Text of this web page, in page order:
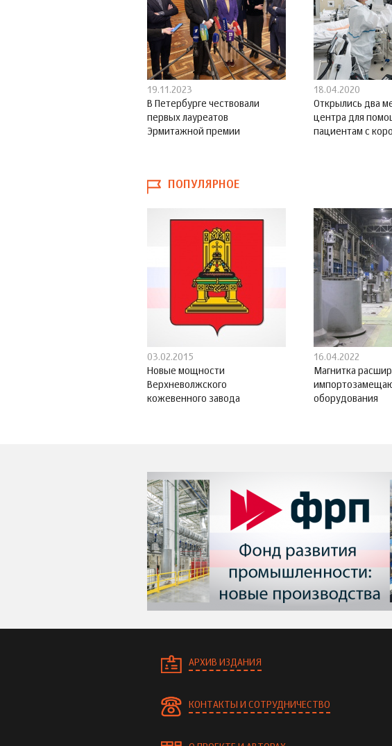
19.11.2023
В Петербурге чествовали
первых лауреатов
Эрмитажной премии
18.04.2020
Открылись два
центра для
пациентам с
ПОПУЛЯРНОЕ
03.02.2015
Новые мощности
Верхневолжского
кожевенного завода
16.04.2022
Магнитка
оборудования
АРХИВ ИЗДАНИЯ
КОНТАКТЫ И СОТРУДНИЧЕСТВО